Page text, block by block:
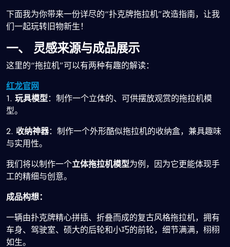
下面我为你带来一份详尽的“扑克牌拖拉机”改造指南，让我
们一起玩转旧物新生！
一、 灵感来源与成品展示
这里的“拖拉机”可以有两种有趣的解读：
红龙官网
1. 玩具模型：制作一个立体的、可供摆放观赏的拖拉机模
型。
2. 收纳神器：制作一个外形酷似拖拉机的收纳盒，兼具趣味
与实用性。
我们将以制作一个立体拖拉机模型为例，因为它更能体现手
工的精细与创意。
成品构想：
一辆由扑克牌精心拼插、折叠而成的复古风格拖拉机，拥有
车身、驾驶室、硕大的后轮和小巧的前轮，细节满满，栩栩
如生。